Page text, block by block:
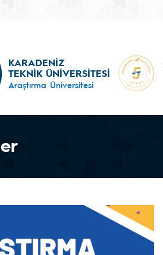
KARADENİZ
TEKNİK ÜNİVERSİTESİ
Araştırma Üniversitesi